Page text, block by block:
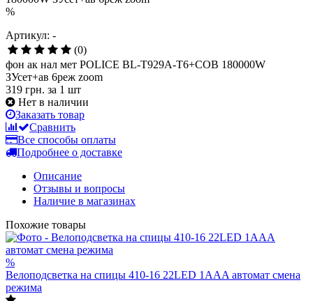
%
Артикул: -
(0)
фон ак нал мет POLICE BL-T929A-T6+COB 180000W
ЗУсет+ав 6реж zoom
319 грн. за 1 шт
Нет в наличии
Заказать товар
Сравнить
Все способы оплаты
Подробнее о доставке
Описание
Отзывы и вопросы
Наличие в магазинах
Похожие товары
%
Велоподсветка на спицы 410-16 22LED 1AAA автомат смена
режима